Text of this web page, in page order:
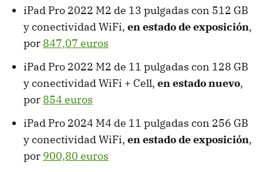
iPad Pro 2022 M2 de 13 pulgadas con 512 GB
y conectividad WiFi, en estado de exposición,
por 847,07 euros
iPad Pro 2022 M2 de 11 pulgadas con 128 GB
y conectividad WiFi + Cell, en estado nuevo,
por 854 euros
iPad Pro 2024 M4 de 11 pulgadas con 256 GB
y conectividad WiFi, en estado de exposición,
por 900,80 euros